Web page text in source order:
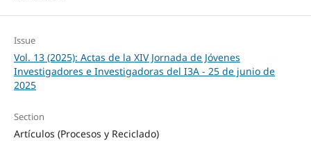
Issue
Vol. 13 (2025): Actas de la XIV Jornada de Jóvenes
Investigadores e Investigadoras del I3A - 25 de junio de
2025
Section
Artículos (Procesos y Reciclado)